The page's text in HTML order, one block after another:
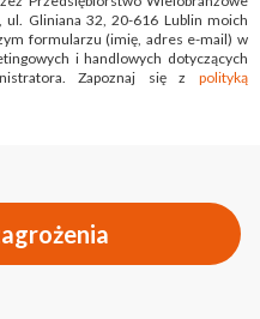
ul. Gliniana 32, 20-616 Lublin moich
formularzu (imię, adres e-mail) w
i handlowych dotyczących
Zapoznaj się z polityką